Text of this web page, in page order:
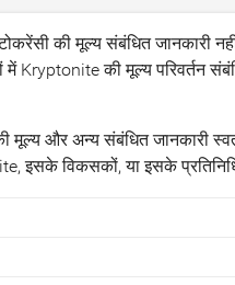
की मूल्य संबंधित जानकारी नहीं
Kryptonite की मूल्य परिवर्तन
और अन्य संबंधित जानकारी
इसके विकसकों, या इसके